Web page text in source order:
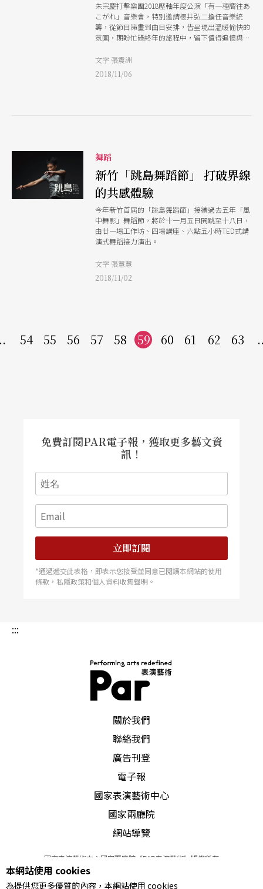
朱宗慶打擊樂團2018壓軸年度公演「有一種嚮往あ
こがれ」音樂會，特別邀請櫻井弘二擔任音樂統
籌，從節目策畫到曲目安排，皆呈現出溫暖愉快的
氛圍，期盼忙碌終年的旅程中，留下值得追憶與憧
文字 張震洲
2018/11/06
舞蹈
新竹「跳島舞蹈節」 打破界線
的共感體驗
今年新竹首屆的「跳島舞蹈節」接續過去五年「風
中舞影」舞蹈節，將於十一月五日開跳至十八日，
由廿一場工作坊、四場講座、六點五小時TED式講
演式舞蹈接力演出。
文字 張慧慧
2018/11/02
54 55 56 57 58 59 60 61 62 63
免費訂閱PAR電子報，獲取更多藝文資
訊！
立即訂閱
*通過遞交此表格，即表示您接受並同意已閱讀本網站的使用
條款，私隱政策和個人資料收集聲明。
:::
關於我們
聯絡我們
廣告刊登
電子報
國家表演藝術中心
國家兩廳院
網站導覽
國家表演藝術中心國家兩廳院《PAR表演藝術》版權所有
© 2022Performing arts redefined. All Rights Reserved
統一編號 Tax Id number 00973926
本網站使用 cookies
為提供您更多優質的內容，本網站使用 cookies